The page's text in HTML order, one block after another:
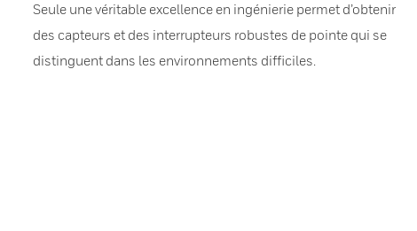
Seule une véritable excellence en ingénierie permet d’obtenir
des capteurs et des interrupteurs robustes de pointe qui se
distinguent dans les environnements difficiles.